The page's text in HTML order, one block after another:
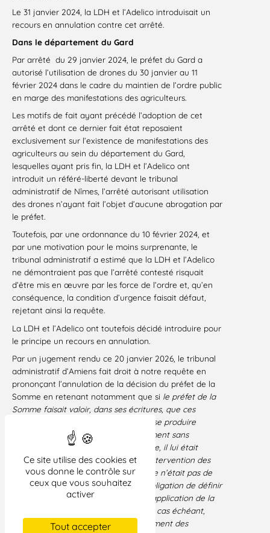
Ce site utilise des cookies et
vous donne le contrôle sur
ceux que vous souhaitez
activer
Tout accepter
Le 31 janvier 2024, la LDH et l’Adelico introduisait un
recours en annulation contre cet arrêté.
Dans le département du Gard
Par arrêté du 29 janvier 2024, le préfet du Gard a
autorisé l’utilisation de drones du 30 janvier au 11
février 2024 dans le cadre du maintien de l’ordre public
en marge des manifestations des agriculteurs.
Les motifs de fait ayant précédé l’adoption de cet
arrêté et dont ce dernier fait état reposaient
exclusivement sur l’existence de manifestations des
agriculteurs au sein du département du Gard,
lesquelles ayant pris fin, la LDH et l’Adelico ont
introduit un référé-liberté devant le tribunal
administratif de Nîmes, l’arrêté autorisant utilisation
des drones n’ayant fait l’objet d’aucune abrogation par
le préfet.
Toutefois, par une ordonnance du 10 février 2024, et
par une motivation pour le moins surprenante, le
tribunal administratif a estimé que la LDH et l’Adelico
ne démontraient pas que l’arrêté contesté risquait
d’être mis en œuvre par les force de l’ordre et, qu’en
conséquence, la condition d’urgence faisait défaut,
rejetant ainsi la requête.
La LDH et l’Adelico ont toutefois décidé introduire pour
le principe un recours en annulation.
Par un jugement rendu ce 20 janvier 2026, le tribunal
administratif d’Amiens fait droit à notre requête en
prononçant l’annulation de la décision du préfet de la
Somme en retenant notamment que si le préfet de la
Somme faisait valoir, dans ses écritures, que ces
manifestations étant susceptibles de se produire
n’importe où et à n’importe quel moment sans
déclaration en préfecture ou en mairie, il lui était
impossible de circonscrire la zone d’intervention des
aéronefs. Toutefois, cette circonstance n’était pas de
nature à exonérer le préfet de son obligation de définir
dans son autorisation le périmètre d’application de la
mesure de surveillance prononcée, le cas échéant,
assorti de conditions liées au déroulement des